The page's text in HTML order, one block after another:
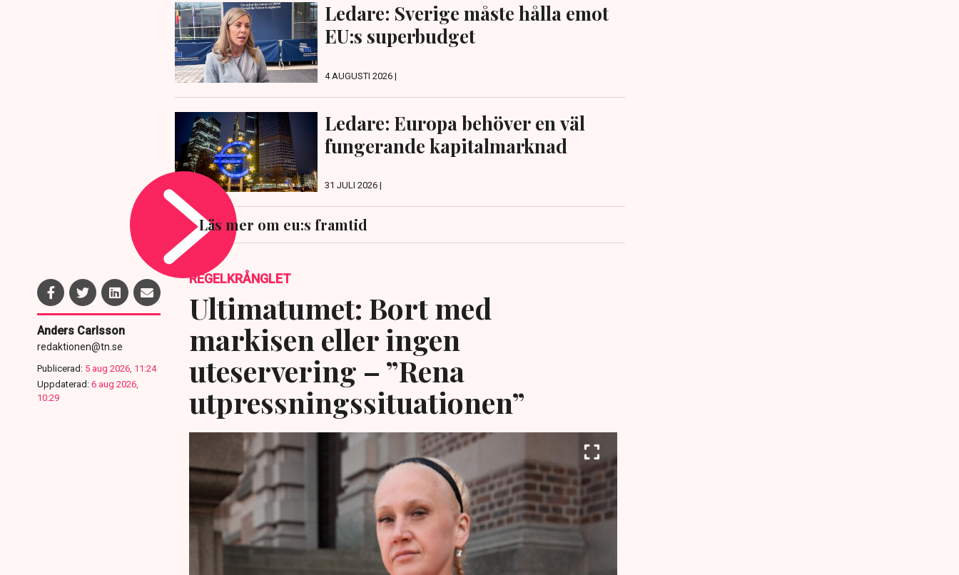
Ledare: Sverige måste hålla emot
EU:s superbudget
4 AUGUSTI 2026 |
Ledare: Europa behöver en väl
fungerande kapitalmarknad
31 JULI 2026 |
Läs mer om eu:s framtid
Anders Carlsson
redaktionen@tn.se
Publicerad: 5 aug 2026, 11:24
Uppdaterad: 6 aug 2026,
10:29
REGELKRÅNGLET
Ultimatumet: Bort med
markisen eller ingen
uteservering – ”Rena
utpressningssituationen”